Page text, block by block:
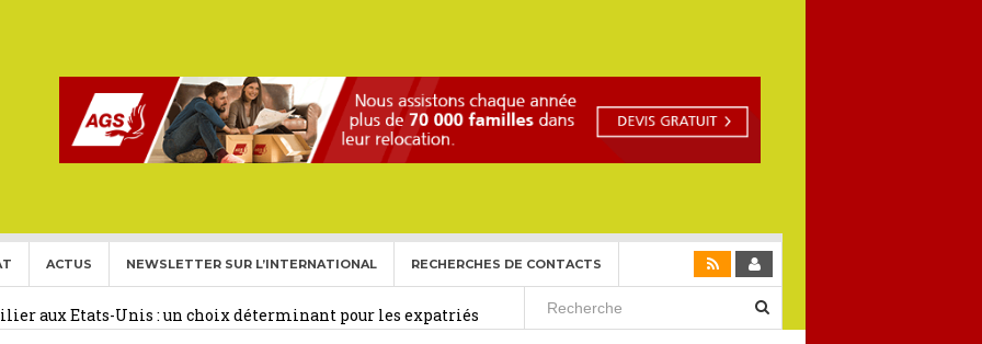
ACTUS NEWSLETTER SUR L’INTERNATIONAL RECHERCHES DE CONTACTS
aux Etats Unis pour l’année 2026-2027. 27 février 2026
aux Etats-Unis : un choix déterminant pour les expatriés